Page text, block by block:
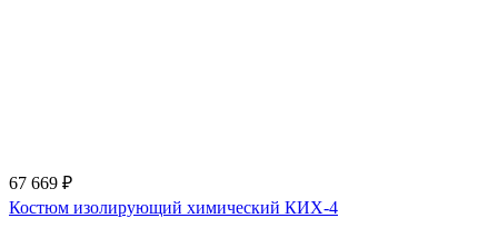
67 669 ₽
Костюм изолирующий химический КИХ-4